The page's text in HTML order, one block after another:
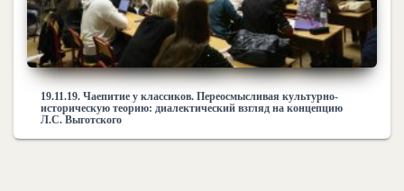
19.11.19. Чаепитие у классиков. Переосмысливая культурно-
историческую теорию: диалектический взгляд на концепцию
Л.С. Выготского